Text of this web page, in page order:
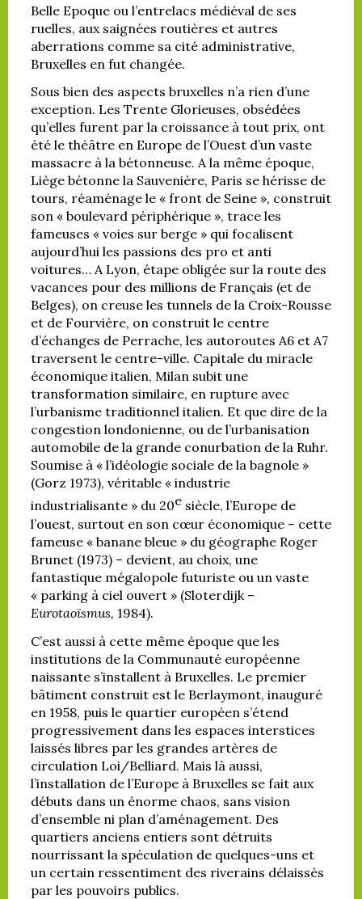
Belle Epoque ou l’entrelacs médiéval de ses
ruelles, aux saignées routières et autres
aberrations comme sa cité administrative,
Bruxelles en fut changée.
Sous bien des aspects bruxelles n’a rien d’une
exception. Les Trente Glorieuses, obsédées
qu’elles furent par la croissance à tout prix, ont
été le théâtre en Europe de l’Ouest d’un vaste
massacre à la bétonneuse. A la même époque,
Liège bétonne la Sauvenière, Paris se hérisse de
tours, réaménage le « front de Seine », construit
son « boulevard périphérique », trace les
fameuses « voies sur berge » qui focalisent
aujourd’hui les passions des pro et anti
voitures… A Lyon, étape obligée sur la route des
vacances pour des millions de Français (et de
Belges), on creuse les tunnels de la Croix-Rousse
et de Fourvière, on construit le centre
d’échanges de Perrache, les autoroutes A6 et A7
traversent le centre-ville. Capitale du miracle
économique italien, Milan subit une
transformation similaire, en rupture avec
l’urbanisme traditionnel italien. Et que dire de la
congestion londonienne, ou de l’urbanisation
automobile de la grande conurbation de la Ruhr.
Soumise à « l’idéologie sociale de la bagnole »
(Gorz 1973), véritable « industrie
industrialisante » du 20e siècle, l’Europe de
l’ouest, surtout en son cœur économique – cette
fameuse « banane bleue » du géographe Roger
Brunet (1973) – devient, au choix, une
fantastique mégalopole futuriste ou un vaste
« parking à ciel ouvert » (Sloterdijk –
Eurotaoïsmus, 1984).
C’est aussi à cette même époque que les
institutions de la Communauté européenne
naissante s’installent à Bruxelles. Le premier
bâtiment construit est le Berlaymont, inauguré
en 1958, puis le quartier européen s’étend
progressivement dans les espaces interstices
laissés libres par les grandes artères de
circulation Loi/Belliard. Mais là aussi,
l’installation de l’Europe à Bruxelles se fait aux
débuts dans un énorme chaos, sans vision
d’ensemble ni plan d’aménagement. Des
quartiers anciens entiers sont détruits
nourrissant la spéculation de quelques-uns et
un certain ressentiment des riverains délaissés
par les pouvoirs publics.